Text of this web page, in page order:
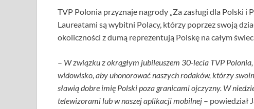
TVP Polonia przyznaje nagrody „Za zasługi dla Polski
Laureatami są wybitni Polacy, którzy poprzez swoją
okoliczności z dumą reprezentują Polskę na całym
– W związku z okrągłym jubileuszem 30-lecia TVP
widowisko, aby uhonorować naszych rodaków, którzy
sławią dobre imię Polski poza granicami ojczyzny. W
telewizorami lub w naszej aplikacji mobilnej – powiedział